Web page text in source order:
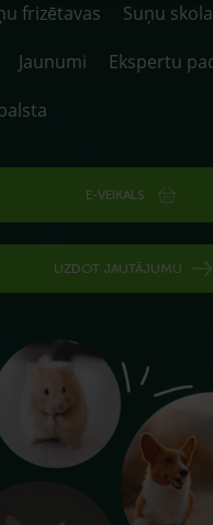
frizētavas
Suņu
Jaunumi
Ekspertu
E-VEIKALS
UZDOT JAUTĀJUMU